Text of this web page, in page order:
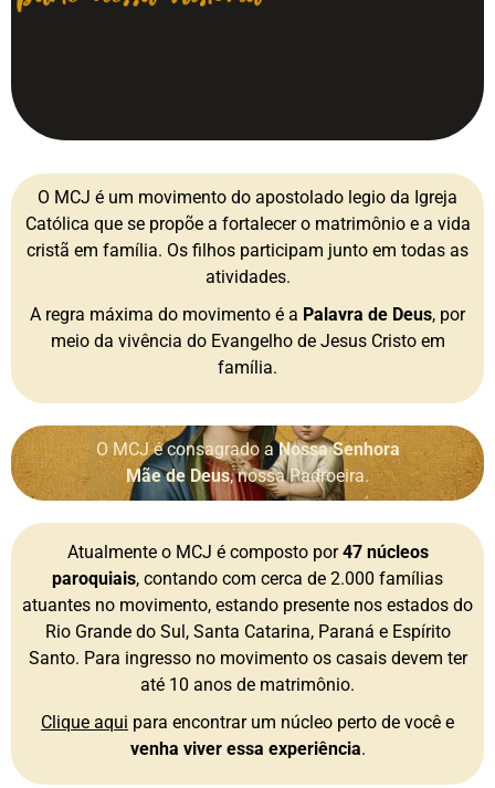
O MCJ é um movimento do apostolado legio da Igreja
Católica que se propõe a fortalecer o matrimônio e a vida
cristã em família. Os filhos participam junto em todas as
atividades.
A regra máxima do movimento é a Palavra de Deus, por
meio da vivência do Evangelho de Jesus Cristo em
família.
O MCJ é consagrado aNossa Senhora
Mãe de Deus, nossa Padroeira.
Atualmente o MCJ é composto por47 núcleos
paroquiais, contando com cerca de 2.000 famílias
atuantes no movimento, estando presente nos estados do
Rio Grande do Sul, Santa Catarina, Paraná e Espírito
Santo. Para ingresso no movimento os casais devem ter
até 10 anos de matrimônio.
Clique aqui para encontrar um núcleo perto de você e
venha viver essa experiência.